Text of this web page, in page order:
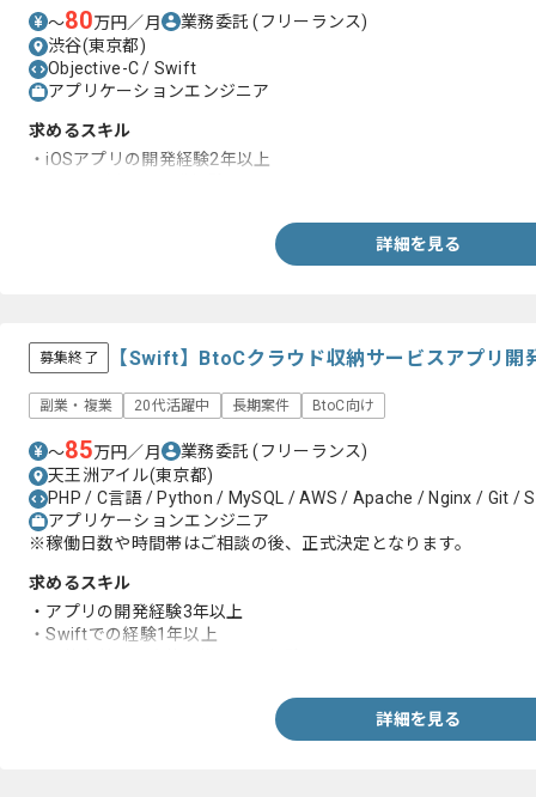
〜80万円／月 業務委託(フリーランス)
渋谷(東京都)
Objective-C / Swift
アプリケーションエンジニア
求めるスキル
・iOSアプリの開発経験2年以上
詳細を見る
募集終了 【Swift】BtoCクラウド収納サービスアプリ開
副業・複業 20代活躍中 長期案件 BtoC向け
〜85万円／月 業務委託(フリーランス)
天王洲アイル(東京都)
PHP / C言語 / Python / MySQL / AWS / Apache / Nginx / Git /
アプリケーションエンジニア
※稼働日数や時間帯はご相談の後、正式決定となります。
求めるスキル
・アプリの開発経験3年以上
・Swiftでの経験1年以上
詳細を見る